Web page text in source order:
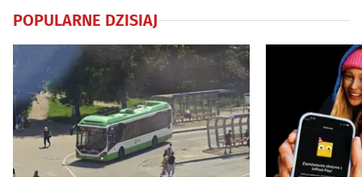
POPULARNE DZISIAJ